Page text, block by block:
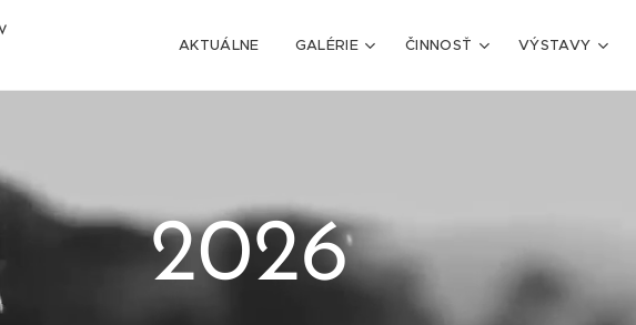
AKTUÁLNE GALÉRIE ČINNOSŤ VÝSTAVY
2026